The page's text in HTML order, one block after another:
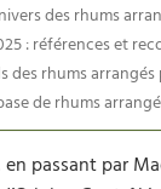
des rhums
: références et
des rhums
de rhums
passant par